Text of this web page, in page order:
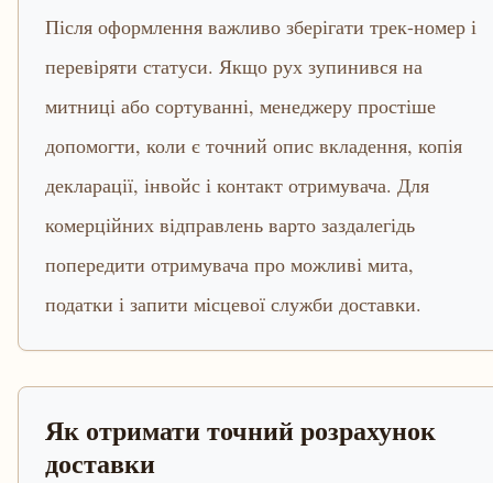
Після оформлення важливо зберігати трек-номер і
перевіряти статуси. Якщо рух зупинився на
митниці або сортуванні, менеджеру простіше
допомогти, коли є точний опис вкладення, копія
декларації, інвойс і контакт отримувача. Для
комерційних відправлень варто заздалегідь
попередити отримувача про можливі мита,
податки і запити місцевої служби доставки.
Як отримати точний розрахунок
доставки